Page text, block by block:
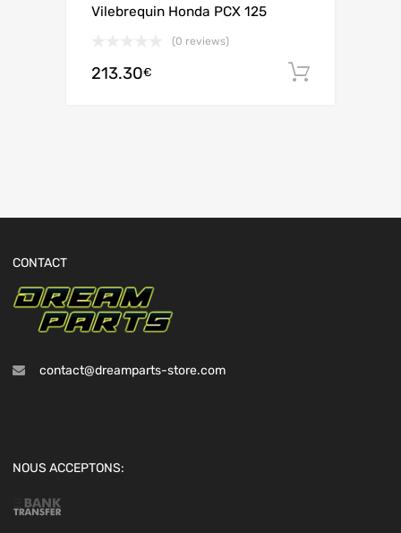
Vilebrequin Honda PCX 125
(0 reviews)
213.30€
CONTACT
contact@dreamparts-store.com
NOUS ACCEPTONS: